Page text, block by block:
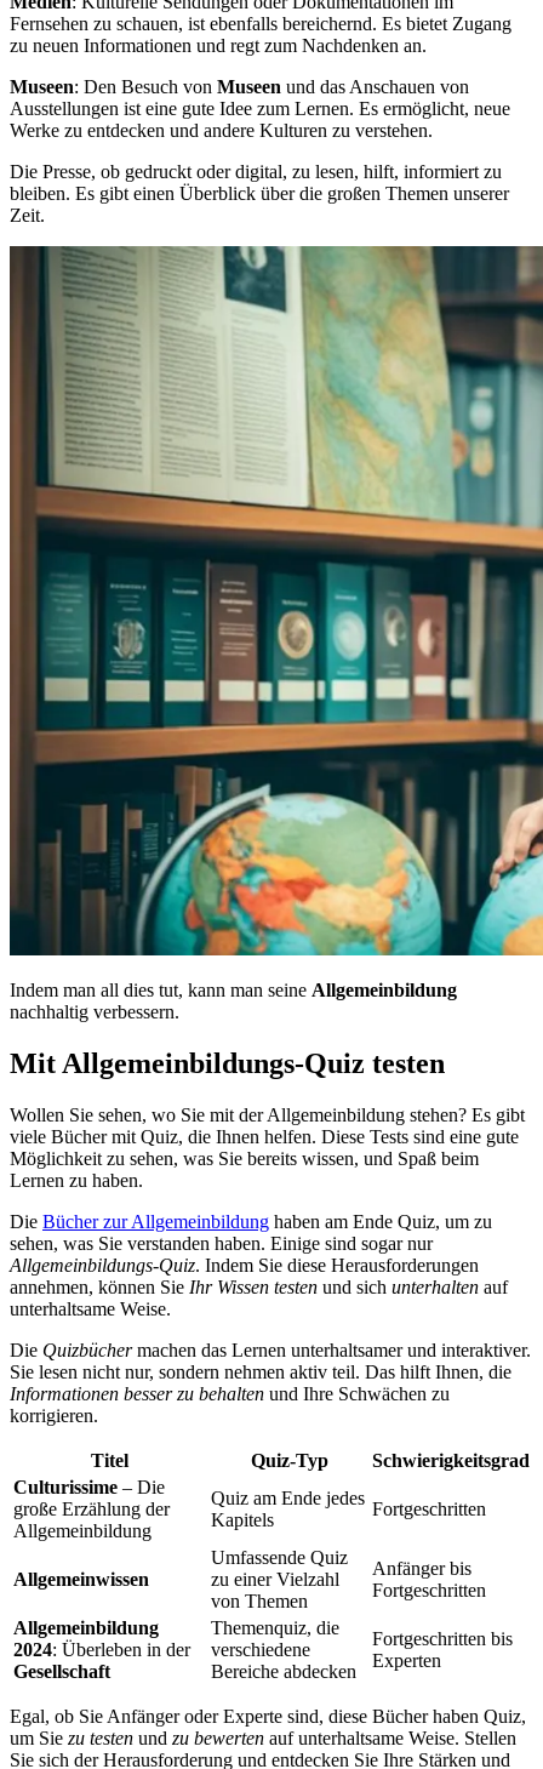
Fernsehen zu schauen, ist ebenfalls bereichernd. Es bietet Zugang
zu neuen Informationen und regt zum Nachdenken an.
Museen: Den Besuch von Museen und das Anschauen von
Ausstellungen ist eine gute Idee zum Lernen. Es ermöglicht, neue
Werke zu entdecken und andere Kulturen zu verstehen.
Die Presse, ob gedruckt oder digital, zu lesen, hilft, informiert zu
bleiben. Es gibt einen Überblick über die großen Themen unserer
Zeit.
Indem man all dies tut, kann man seine Allgemeinbildung
nachhaltig verbessern.
Mit Allgemeinbildungs-Quiz testen
Wollen Sie sehen, wo Sie mit der Allgemeinbildung stehen? Es gibt
viele Bücher mit Quiz, die Ihnen helfen. Diese Tests sind eine gute
Möglichkeit zu sehen, was Sie bereits wissen, und Spaß beim
Lernen zu haben.
Die Bücher zur Allgemeinbildung haben am Ende Quiz, um zu
sehen, was Sie verstanden haben. Einige sind sogar nur
Allgemeinbildungs-Quiz. Indem Sie diese Herausforderungen
annehmen, können Sie Ihr Wissen testen und sich unterhalten auf
unterhaltsame Weise.
Die Quizbüchermachen das Lernen unterhaltsamer und interaktiver.
Sie lesen nicht nur, sondern nehmen aktiv teil. Das hilft Ihnen, die
Informationen besser zu behalten und Ihre Schwächen zu
korrigieren.
Titel Quiz-Typ
Schwierigkeitsgrad
Culturissime – Die
große Erzählung der
Allgemeinbildung
Quiz am Ende jedes
Kapitels
Fortgeschritten
Allgemeinwissen
Umfassende Quiz
zu einer Vielzahl
von Themen
Anfänger bis
Fortgeschritten
Allgemeinbildung
2024: Überleben in der
Gesellschaft
Themenquiz, die
verschiedene
Bereiche abdecken
Fortgeschritten bis
Experten
Egal, ob Sie Anfänger oder Experte sind, diese Bücher haben Quiz,
um Sie zu testen und zu bewerten auf unterhaltsame Weise. Stellen
Sie sich der Herausforderung und entdecken Sie Ihre Stärken und